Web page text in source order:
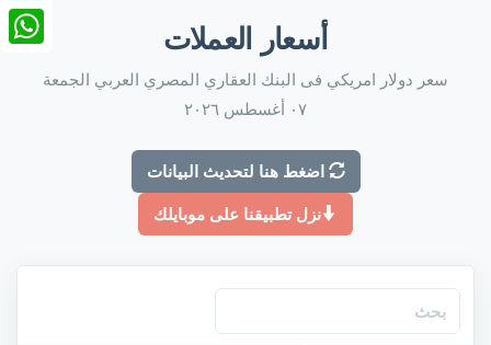
أسعار العملات
سعر دولار امريكي فى البنك العقاري المصري العربي الجمعة
٠٧ أغسطس ٢٠٢٦
اضغط هنا لتحديث البيانات
نزل تطبيقنا على موبايلك